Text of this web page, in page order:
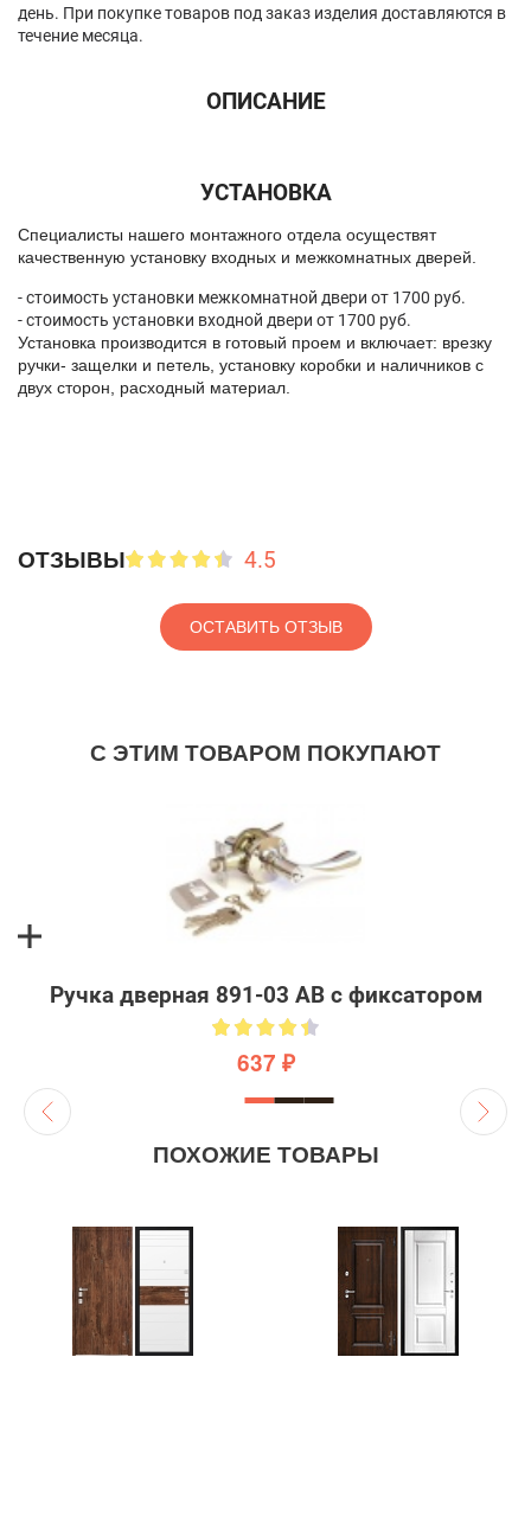
день. При покупке товаров под заказ изделия доставляются в
течение месяца.
ОПИСАНИЕ
УСТАНОВКА
Спeциалисты нашего монтажного отдела осуществят
качественную установку входных и межкомнатных дверей.
- стоимость установки межкомнатной двери от 1700 руб.
- стоимость установки входной двери от 1700 руб.
Установка производится в готовый проем и включает: врезку
ручки- защелки и петель, установку коробки и наличников с
двух сторон, расходный материал.
ОТЗЫВЫ 4.5
ОСТАВИТЬ ОТЗЫВ
С ЭТИМ ТОВАРОМ ПОКУПАЮТ
Ручка дверная 891-03 AB с фиксатором
637 ₽
ПОХОЖИЕ ТОВАРЫ